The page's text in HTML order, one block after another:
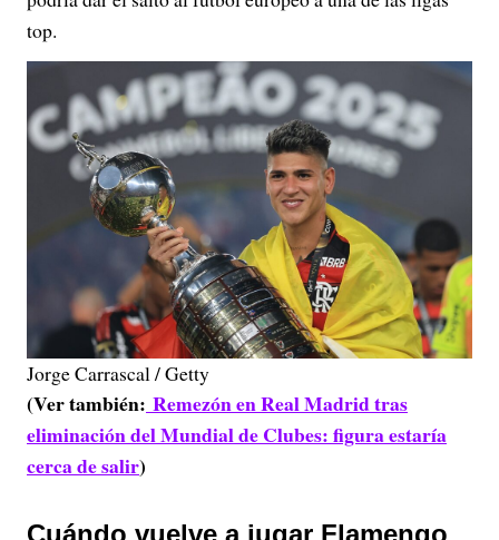
top.
Jorge Carrascal / Getty
(Ver también: Remezón en Real Madrid tras
eliminación del Mundial de Clubes: figura estaría
cerca de salir)
Cuándo vuelve a jugar Flamengo